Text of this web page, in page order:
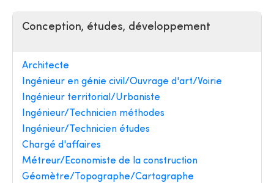
Conception, études, développement
Architecte
Ingénieur en génie civil/Ouvrage d'art/Voirie
Ingénieur territorial/Urbaniste
Ingénieur/Technicien méthodes
Ingénieur/Technicien études
Chargé d'affaires
Métreur/Economiste de la construction
Géomètre/Topographe/Cartographe